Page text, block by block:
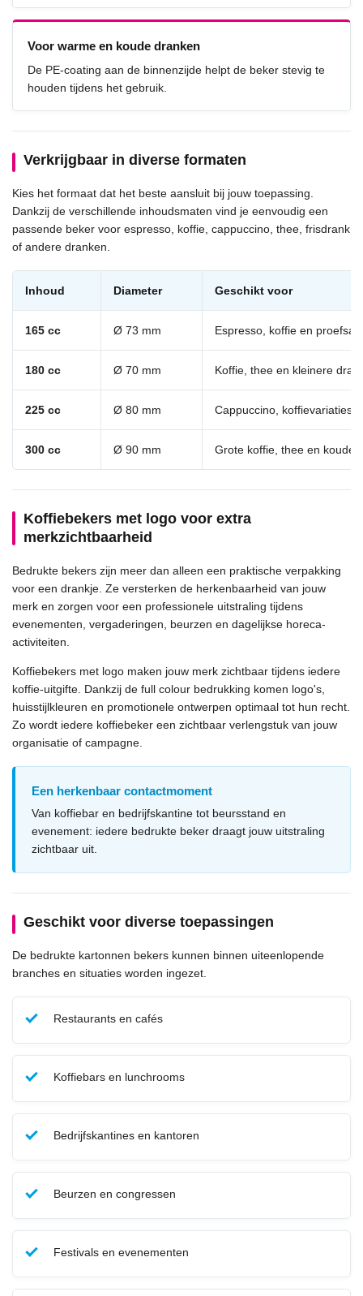
Voor warme en koude dranken
De PE-coating aan de binnenzijde helpt de beker stevig te
houden tijdens het gebruik.
Verkrijgbaar in diverse formaten
Kies het formaat dat het beste aansluit bij jouw toepassing.
Dankzij de verschillende inhoudsmaten vind je eenvoudig een
passende beker voor espresso, koffie, cappuccino, thee, frisdrank
of andere dranken.
Inhoud Diameter Geschikt voor
165 cc Ø 73 mm Espresso, koffie en
180 cc Ø 70 mm Koffie, thee en kleinere
225 cc Ø 80 mm Cappuccino, koffievariaties
300 cc Ø 90 mm Grote koffie, thee en koude
Koffiebekers met logo voor extra
merkzichtbaarheid
Bedrukte bekers zijn meer dan alleen een praktische verpakking
voor een drankje. Ze versterken de herkenbaarheid van jouw
merk en zorgen voor een professionele uitstraling tijdens
evenementen, vergaderingen, beurzen en dagelijkse horeca-
activiteiten.
Koffiebekers met logo maken jouw merk zichtbaar tijdens iedere
koffie-uitgifte. Dankzij de full colour bedrukking komen logo's,
huisstijlkleuren en promotionele ontwerpen optimaal tot hun recht.
Zo wordt iedere koffiebeker een zichtbaar verlengstuk van jouw
organisatie of campagne.
Een herkenbaar contactmoment
Van koffiebar en bedrijfskantine tot beursstand en
evenement: iedere bedrukte beker draagt jouw uitstraling
zichtbaar uit.
Geschikt voor diverse toepassingen
De bedrukte kartonnen bekers kunnen binnen uiteenlopende
branches en situaties worden ingezet.
Restaurants en cafés
Koffiebars en lunchrooms
Bedrijfskantines en kantoren
Beurzen en congressen
Festivals en evenementen